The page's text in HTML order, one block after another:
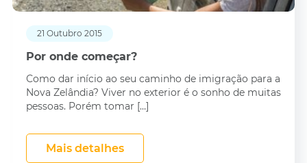
21 Outubro 2015
Por onde começar?
Сomo dar início ao seu caminho de imigração para a
Nova Zelândia? Viver no exterior é o sonho de muitas
pessoas. Porém tomar […]
Mais detalhes